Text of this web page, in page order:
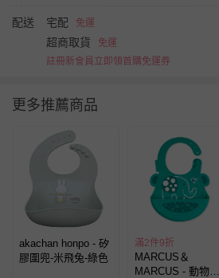
配送 宅配 免運
超商取貨
免運
註冊新會員立即領首購免運券
更多推薦商品
akachan honpo - 矽
膠圍兜-米飛兔-綠色
滿2件9折
MARCUS＆
MARCUS - 動物樂